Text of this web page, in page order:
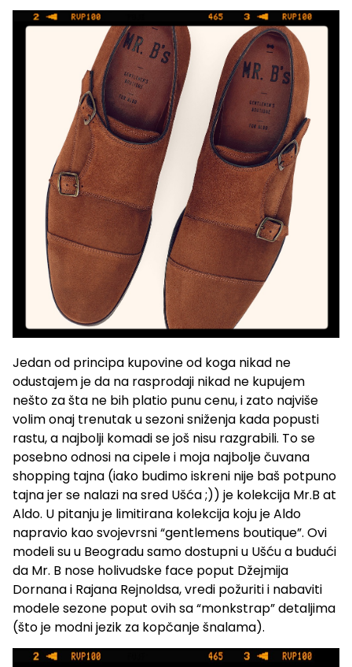
Jedan od principa kupovine od koga nikad ne
odustajem je da na rasprodaji nikad ne kupujem
nešto za šta ne bih platio punu cenu, i zato najviše
volim onaj trenutak u sezoni sniženja kada popusti
rastu, a najbolji komadi se još nisu razgrabili. To se
posebno odnosi na cipele i moja najbolje čuvana
shopping tajna (iako budimo iskreni nije baš potpuno
tajna jer se nalazi na sred Ušća ;)) je kolekcija Mr.B at
Aldo. U pitanju je limitirana kolekcija koju je Aldo
napravio kao svojevrsni “gentlemens boutique”. Ovi
modeli su u Beogradu samo dostupni u Ušću a budući
da Mr. B nose holivudske face poput Džejmija
Dornana i Rajana Rejnoldsa, vredi požuriti i nabaviti
modele sezone poput ovih sa “monkstrap” detaljima
(što je modni jezik za kopčanje šnalama).